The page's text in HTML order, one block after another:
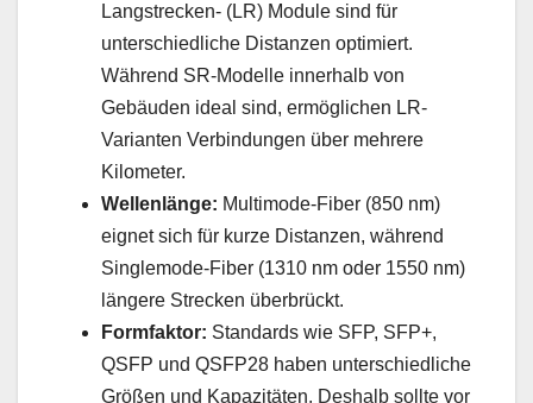
Langstrecken- (LR) Module sind für
unterschiedliche Distanzen optimiert.
Während SR-Modelle innerhalb von
Gebäuden ideal sind, ermöglichen LR-
Varianten Verbindungen über mehrere
Kilometer.
Wellenlänge: Multimode-Fiber (850 nm)
eignet sich für kurze Distanzen, während
Singlemode-Fiber (1310 nm oder 1550 nm)
längere Strecken überbrückt.
Formfaktor: Standards wie SFP, SFP+,
QSFP und QSFP28 haben unterschiedliche
Größen und Kapazitäten. Deshalb sollte vor